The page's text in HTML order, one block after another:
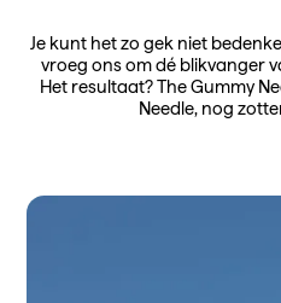
Je kunt het zo gek niet
vroeg ons om dé blikvanger
Het resultaat? The Gummy
Needle, nog